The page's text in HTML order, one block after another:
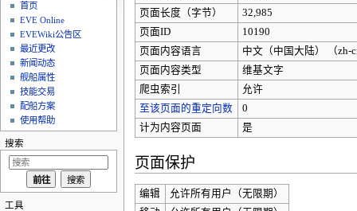
页面长度（字节）
32,985
页面ID
10190
页面内容语言
中文（中国大陆）‎ （zh-
页面内容类型
维基文字
爬虫索引
允许
至该页面的重定向数
0
计为内容页面
是
页面保护
编辑
允许所有用户（无限期）
首页
EVE Online
EVEWiki公告区
最近更改
新闻动态
舰船属性
技能交易
配船方案
使用帮助
搜索
工具